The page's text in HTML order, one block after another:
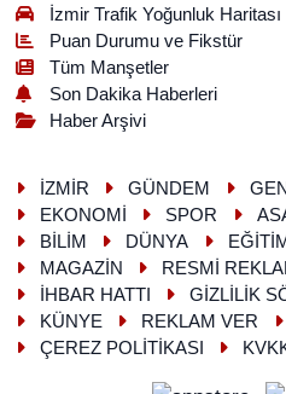
İzmir Trafik Yoğunluk Haritası
Puan Durumu ve Fikstür
Tüm Manşetler
Son Dakika Haberleri
Haber Arşivi
İZMİR GÜNDEM
EKONOMİ
SPOR
BİLİM
DÜNYA EĞİTİM
MAGAZİN
RESMİ
İHBAR HATTI
GİZLİLİK
KÜNYE
REKLAM VER
ÇEREZ POLİTİKASI